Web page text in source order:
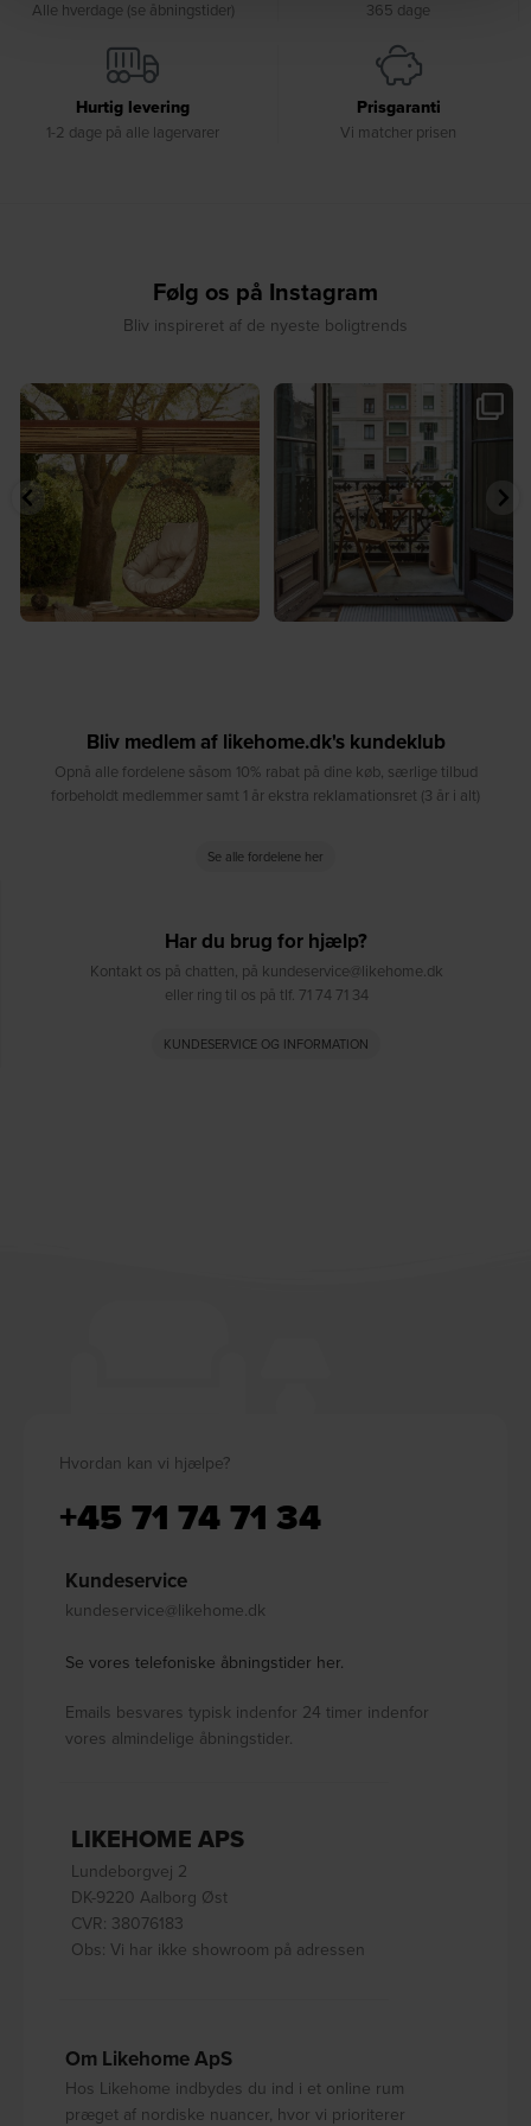
Alle hverdage (se åbningstider) 365 dage
Hurtig levering
1-2 dage på alle lagervarer
Prisgaranti
Vi matcher prisen
Følg os på Instagram
Bliv inspireret af de nyeste boligtrends
☀️ Find dit yndlingssted denne
sommer⁠
...
6 0
🤍 Rå materialer møder tidløst design⁠
...
7 0
Bliv medlem af likehome.dk's kundeklub
Opnå alle fordelene såsom 10% rabat på dine køb, særlige tilbud
forbeholdt medlemmer samt 1 år ekstra reklamationsret (3 år i alt)
Se alle fordelene her
Har du brug for hjælp?
Kontakt os på chatten, på kundeservice@likehome.dk
eller ring til os på tlf. 71 74 71 34
KUNDESERVICE OG INFORMATION
Hvordan kan vi hjælpe?
+45 71 74 71 34
Kundeservice
kundeservice@likehome.dk
Se vores telefoniske åbningstider her.
Emails besvares typisk indenfor 24 timer indenfor
vores almindelige åbningstider.
LIKEHOME APS
Lundeborgvej 2
DK-9220 Aalborg Øst
CVR: 38076183
Obs: Vi har ikke showroom på adressen
Om Likehome ApS
Hos Likehome indbydes du ind i et online rum
præget af nordiske nuancer, hvor vi prioriterer